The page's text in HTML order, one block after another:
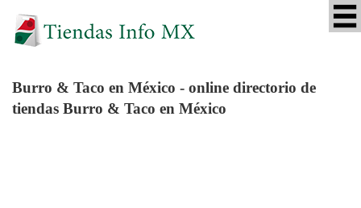
Burro & Taco en México - online directorio de
tiendas Burro & Taco en México